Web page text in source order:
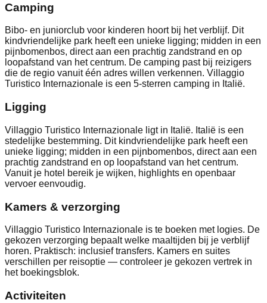
Camping
Bibo- en juniorclub voor kinderen hoort bij het verblijf. Dit
kindvriendelijke park heeft een unieke ligging; midden in een
pijnbomenbos, direct aan een prachtig zandstrand en op
loopafstand van het centrum. De camping past bij reizigers
die de regio vanuit één adres willen verkennen. Villaggio
Turistico Internazionale is een 5-sterren camping in Italië.
Ligging
Villaggio Turistico Internazionale ligt in Italië. Italië is een
stedelijke bestemming. Dit kindvriendelijke park heeft een
unieke ligging; midden in een pijnbomenbos, direct aan een
prachtig zandstrand en op loopafstand van het centrum.
Vanuit je hotel bereik je wijken, highlights en openbaar
vervoer eenvoudig.
Kamers & verzorging
Villaggio Turistico Internazionale is te boeken met logies. De
gekozen verzorging bepaalt welke maaltijden bij je verblijf
horen. Praktisch: inclusief transfers. Kamers en suites
verschillen per reisoptie — controleer je gekozen vertrek in
het boekingsblok.
Activiteiten